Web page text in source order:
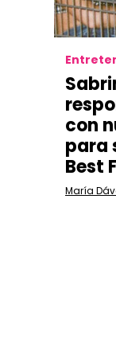
con
para
Best
María